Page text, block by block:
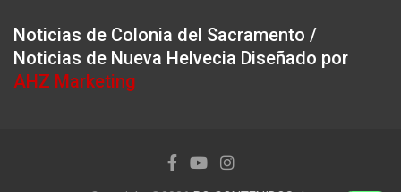
Noticias de Colonia del Sacramento /
Noticias de Nueva Helvecia Diseñado por
AHZ Marketing